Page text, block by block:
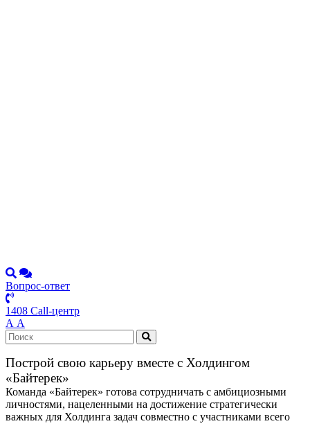
Вопрос-ответ
1408 Call-центр
А А
Построй свою карьеру вместе с Холдингом
«Байтерек»
Команда «Байтерек» готова сотрудничать с амбициозными
личностями, нацеленными на достижение стратегически
важных для Холдинга задач совместно с участниками всего